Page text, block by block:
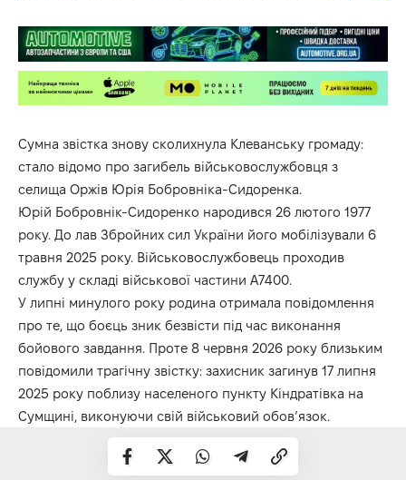
Сумна звістка знову сколихнула Клеванську громаду:
стало відомо про загибель військовослужбовця з
селища Оржів Юрія Бобровніка-Сидоренка.
Юрій Бобровнік-Сидоренко народився 26 лютого 1977
року. До лав Збройних сил України його мобілізували 6
травня 2025 року. Військовослужбовець проходив
службу у складі військової частини А7400.
У липні минулого року родина отримала повідомлення
про те, що боєць зник безвісти під час виконання
бойового завдання. Проте 8 червня 2026 року близьким
повідомили трагічну звістку: захисник загинув 17 липня
2025 року поблизу населеного пункту Кіндратівка на
Сумщині, виконуючи свій військовий обов’язок.